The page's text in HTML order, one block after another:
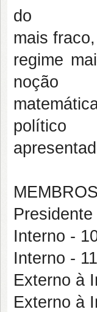
do
mais
regime
noção
político
Interno -
Interno -
Externo à
Externo à